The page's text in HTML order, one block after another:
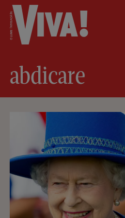
abdicare